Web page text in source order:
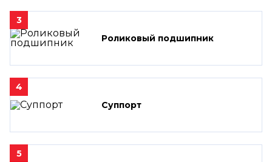
3
Роликовый подшипник
4
Суппорт
5